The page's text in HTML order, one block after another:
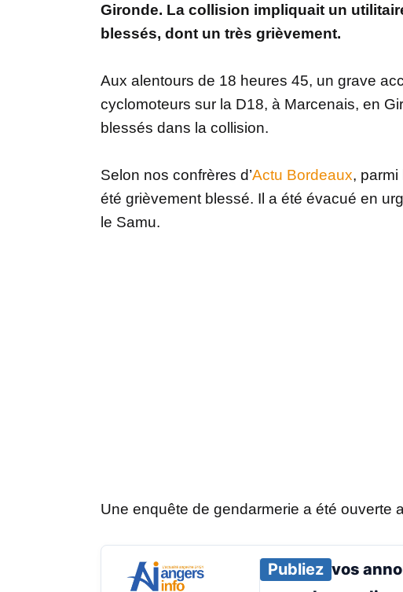
Gironde. La collision impliquait un
blessés, dont un très grièvement.
Aux alentours de 18 heures 45, un grave
cyclomoteurs sur la D18, à Marcenais, en
blessés dans la collision.
Selon nos confrères d’Actu Bordeaux,
été grièvement blessé. Il a été évacué en
le Samu.
Une enquête de gendarmerie a été ouverte
Publiez vos